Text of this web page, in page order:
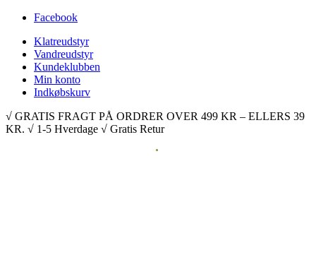
Facebook
Klatreudstyr
Vandreudstyr
Kundeklubben
Min konto
Indkøbskurv
√ GRATIS FRAGT PÅ ORDRER OVER 499 KR – ELLERS 39
KR. √ 1-5 Hverdage √ Gratis Retur